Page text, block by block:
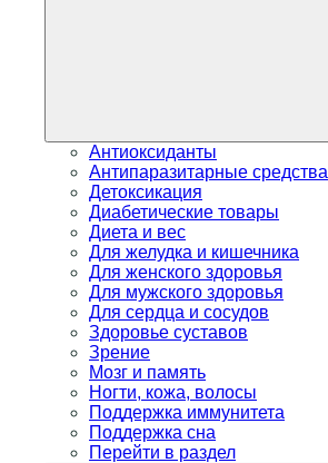
Антиоксиданты
Антипаразитарные средства
Детоксикация
Диабетические товары
Диета и вес
Для желудка и кишечника
Для женского здоровья
Для мужского здоровья
Для сердца и сосудов
Здоровье суставов
Зрение
Мозг и память
Ногти, кожа, волосы
Поддержка иммунитета
Поддержка сна
Перейти в раздел